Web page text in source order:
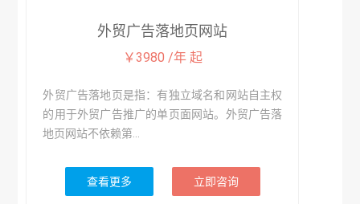
外贸广告落地页网站
￥3980 /年 起
外贸广告落地页是指：有独立域名和网站自主权
的用于外贸广告推广的单页面网站。外贸广告落
地页网站不依赖第...
查看更多 立即咨询